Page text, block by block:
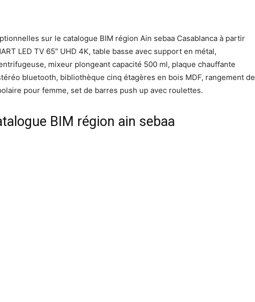
sur le catalogue BIM région Ain sebaa Casablanca à partir
LED TV 65″ UHD 4K, table basse avec support en métal,
mixeur plongeant capacité 500 ml, plaque chauffante
bluetooth, bibliothèque cinq étagères en bois MDF, rangement de
pour femme, set de barres push up avec roulettes.
BIM région ain sebaa